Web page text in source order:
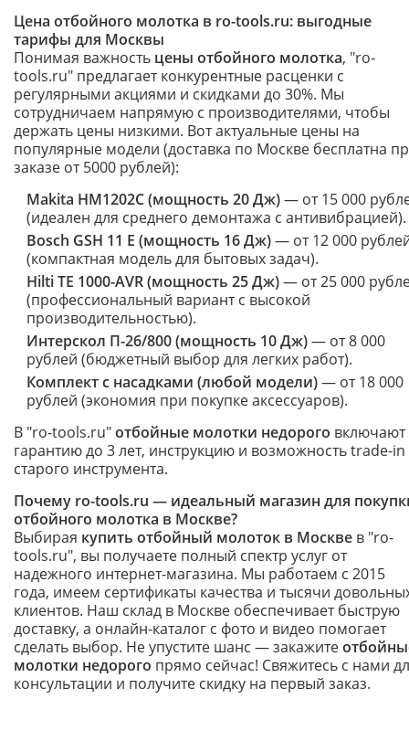
Цена отбойного молотка в ro-tools.ru: выгодные
тарифы для Москвы
Понимая важность цены отбойного молотка, "ro-
tools.ru" предлагает конкурентные расценки с
регулярными акциями и скидками до 30%. Мы
сотрудничаем напрямую с производителями, чтобы
держать цены низкими. Вот актуальные цены на
популярные модели (доставка по Москве бесплатна
заказе от 5000 рублей):
Makita HM1202C (мощность 20 Дж)— от 15 000
(идеален для среднего демонтажа с антивибрацией).
Bosch GSH 11 E (мощность 16 Дж)— от 12 000
(компактная модель для бытовых задач).
Hilti TE 1000-AVR (мощность 25 Дж)— от 25 000
(профессиональный вариант с высокой
производительностью).
Интерскол П-26/800 (мощность 10 Дж)— от 8 000
рублей (бюджетный выбор для легких работ).
Комплект с насадками (любой модели)— от 18 000
рублей (экономия при покупке аксессуаров).
В "ro-tools.ru"отбойные молотки недорого включают
гарантию до 3 лет, инструкцию и возможность trade-in
старого инструмента.
Почему ro-tools.ru — идеальный магазин для
отбойного молотка в Москве?
Выбирая купить отбойный молоток в Москве в "ro-
tools.ru", вы получаете полный спектр услуг от
надежного интернет-магазина. Мы работаем с 2015
года, имеем сертификаты качества и тысячи
клиентов. Наш склад в Москве обеспечивает быструю
доставку, а онлайн-каталог с фото и видео помогает
сделать выбор. Не упустите шанс — закажите
молотки недорого прямо сейчас! Свяжитесь с нами
консультации и получите скидку на первый заказ.